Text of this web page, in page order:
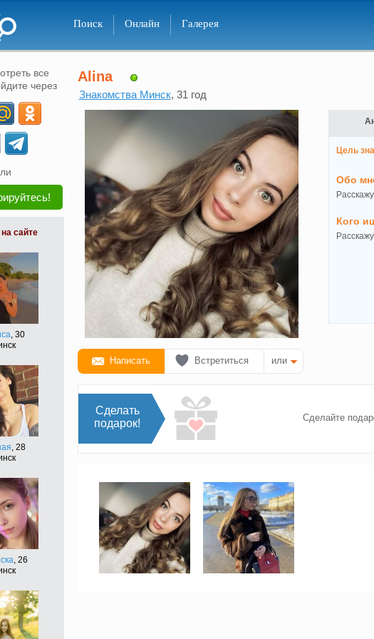
Поиск Онлайн Галерея
все
через
сайте
, 30
, 28
, 26
Alina
Знакомства Минск, 31 год
Написать Встретиться или
Цель
Обо
Кого
Сделать
подарок!
Сделайте